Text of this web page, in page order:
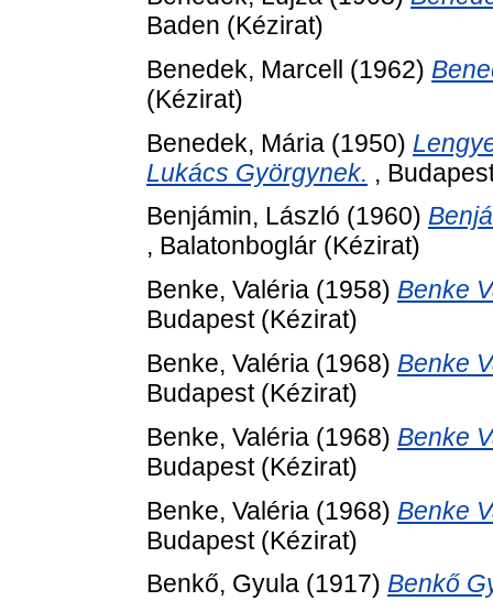
Baden (Kézirat)
Benedek, Marcell (1962)
(Kézirat)
Benedek, Mária (1950)
Lukács Györgynek. ,
Benjámin, László (1960)
, Balatonboglár (Kézirat)
Benke, Valéria (1958) Benke
Budapest (Kézirat)
Benke, Valéria (1968) Benke
Budapest (Kézirat)
Benke, Valéria (1968) Benke
Budapest (Kézirat)
Benke, Valéria (1968) Benke
Budapest (Kézirat)
Benkő, Gyula (1917) Benkő